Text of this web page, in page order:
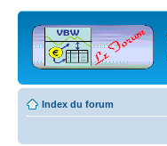
Index du forum